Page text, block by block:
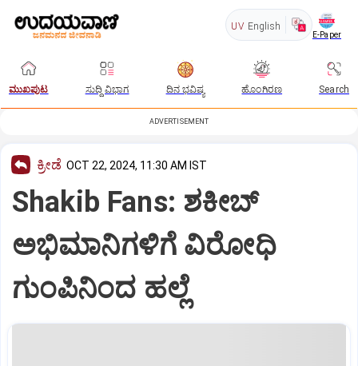
UV English
E-Paper
ಮುಖಪುಟ ಸುದ್ದಿ ವಿಭಾಗ ದಿನ ಭವಿಷ್ಯ ಹೊಂಗಿರಣ Search
ADVERTISEMENT
ಕ್ರೀಡೆ OCT 22, 2024, 11:30 AM IST
Shakib Fans: ಶಕೀಬ್‌
ಅಭಿಮಾನಿಗಳಿಗೆ ವಿರೋಧಿ
ಗುಂಪಿನಿಂದ ಹಲ್ಲೆ